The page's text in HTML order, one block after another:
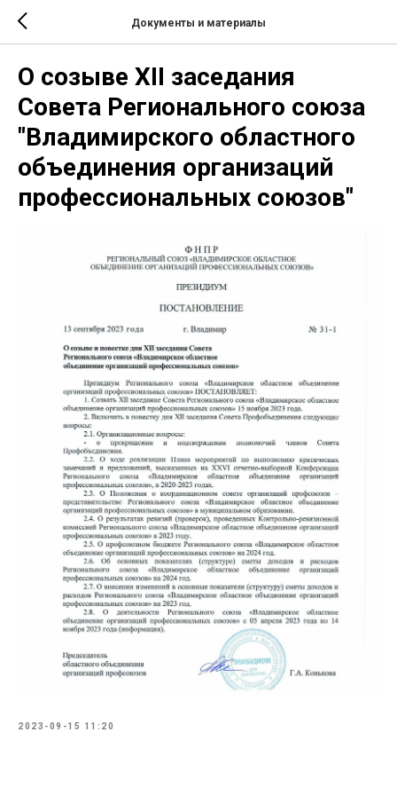
Документы и материалы
О созыве XII заседания
Совета Регионального союза
"Владимирского областного
объединения организаций
профессиональных союзов"
2023-09-15 11:20